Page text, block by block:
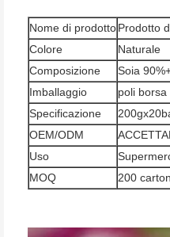
Nome di prodottoProdotto
Colore
Naturale
Composizione
Soia
Imballaggio
poli borsa
Specificazione
OEM/ODM
Uso
MOQ
200